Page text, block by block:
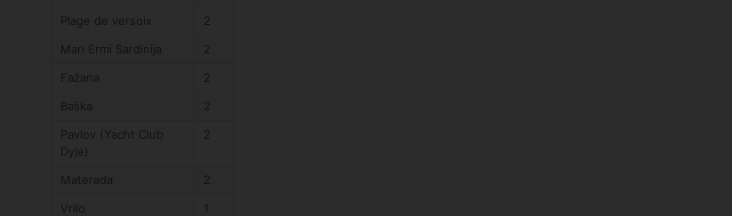
Plage de versoix
2
Mari Ermi Sardinija
2
Fažana
2
Baška
2
Pavlov (Yacht Club
Dyje)
2
Materada
2
Vrilo
1